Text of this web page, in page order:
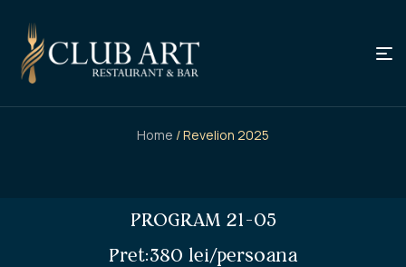
Home / Revelion 2025
PROGRAM 21-05
Pret:380 lei/persoana